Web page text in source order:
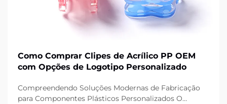
Como Comprar Clipes de Acrílico PP OEM
com Opções de Logotipo Personalizado
Compreendendo Soluções Modernas de Fabricação
para Componentes Plásticos Personalizados O